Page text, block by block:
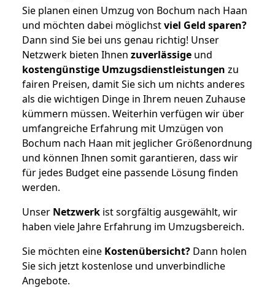
Sie planen einen Umzug von Bochum nach Haan
und möchten dabei möglichstviel Geld sparen?
Dann sind Sie bei uns genau richtig! Unser
Netzwerk bieten Ihnen zuverlässige und
kostengünstige Umzugsdienstleistungen zu
fairen Preisen, damit Sie sich um nichts anderes
als die wichtigen Dinge in Ihrem neuen Zuhause
kümmern müssen. Weiterhin verfügen wir über
umfangreiche Erfahrung mit Umzügen von
Bochum nach Haan mit jeglicher Größenordnung
und können Ihnen somit garantieren, dass wir
für jedes Budget eine passende Lösung finden
werden.
Unser Netzwerk ist sorgfältig ausgewählt, wir
haben viele Jahre Erfahrung im Umzugsbereich.
Sie möchten eine Kostenübersicht? Dann holen
Sie sich jetzt kostenlose und unverbindliche
Angebote.